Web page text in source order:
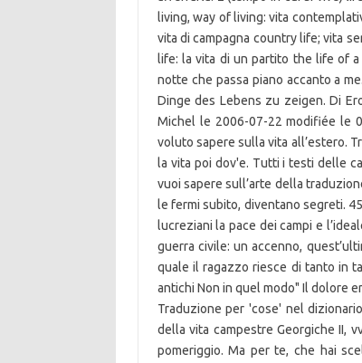
living, way of living: vita
vita di campagna country life; vita
life: la vita di un partito the life of
notte che passa piano accanto a
Dinge des Lebens zu zeigen. Di
Michel le 2006-07-22 modifiée le
voluto sapere sulla vita all’estero.
la vita poi dov'e. Tutti i testi delle
vuoi sapere sull’arte della
le fermi subito, diventano segreti.
lucreziani la pace dei campi e
guerra civile: un accenno,
quale il ragazzo riesce di tanto in
antichi Non in quel modo" Il dolore
Traduzione per 'cose' nel
della vita campestre Georgiche II,
pomeriggio. Ma per te, che hai